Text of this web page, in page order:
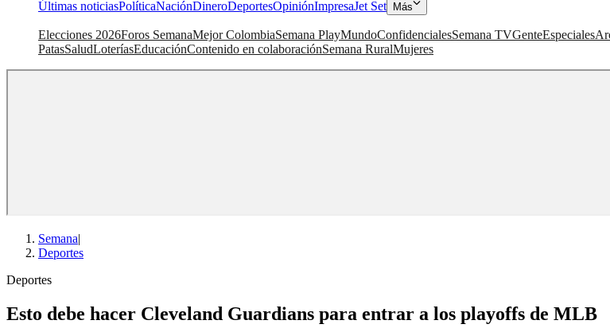
Últimas noticiasPolíticaNaciónDineroDeportesOpiniónImpresaJet Set Más
Elecciones 2026Foros SemanaMejor ColombiaSemana PlayMundoConfidencialesSemana TVGenteEspeciales
PatasSaludLoteríasEducaciónContenido en colaboraciónSemana RuralMujeres
Semana|
Deportes
Deportes
Esto debe hacer Cleveland Guardians para entrar a los playoffs de MLB